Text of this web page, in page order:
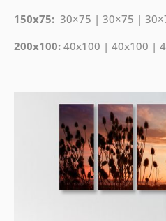
150x75: 30×75 | 30×75 |
200x100: 40x100 | 40x100 |